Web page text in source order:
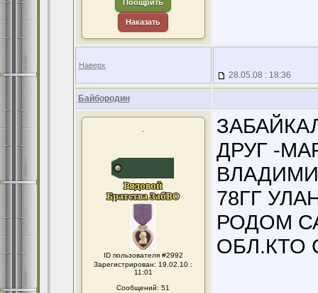
Поощрить
Наказать
Наверх
28.05.08 : 18:36
Байбородин
.
ID пользователя #2992
Зарегистрирован: 19.02.10 :
11:01
Сообщений: 51
ДРУГ -
78ГГ
РОДОМ
ОБЛ.КТО